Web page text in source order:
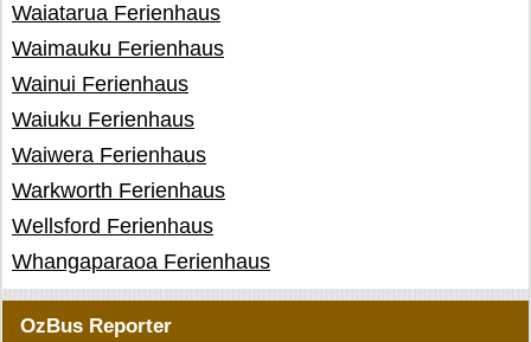
Waiatarua Ferienhaus
Waimauku Ferienhaus
Wainui Ferienhaus
Waiuku Ferienhaus
Waiwera Ferienhaus
Warkworth Ferienhaus
Wellsford Ferienhaus
Whangaparaoa Ferienhaus
OzBus Reporter